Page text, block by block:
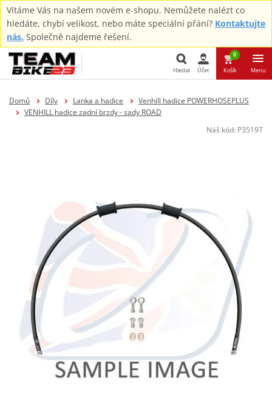
Vítáme Vás na našem novém e-shopu. Nemůžete nalézt co
hledáte, chybí velikost, nebo máte speciální přání? Kontaktujte
nás. Společně najdeme řešení.
Hledat
Hledat Účet
0
Košík Menu
Domů Díly Lanka a hadice
Venhill hadice POWERHOSEPLUS
VENHILL hadice zadní brzdy - sady ROAD
Náš kód: P35197